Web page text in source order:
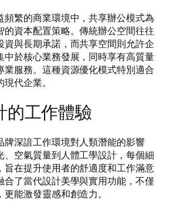
頻繁的商業環境中，共享辦公模式為
的資本配置策略。傳統辦公空間往往
資與長期承諾，而共享空間則允許企
中於核心業務發展，同時享有高質量
業服務。這種資源優化模式特別適合
代企業。
的工作體驗
牌深諳工作環境對人類潛能的影響
、空氣質量到人體工學設計，每個細
旨在提升使用者的舒適度和工作滿意
合了當代設計美學與實用功能，不僅
能激發靈感和創造力。